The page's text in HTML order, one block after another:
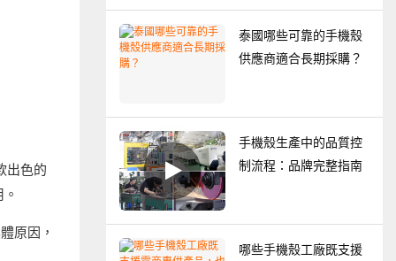
出色的
原因，
泰國哪些可靠的手機殼
供應商適合長期採購？
手機殼生產中的品質控
制流程：品牌完整指南
哪些手機殼工廠既支援